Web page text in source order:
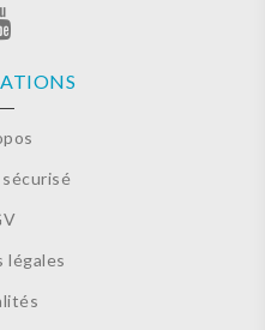
légales